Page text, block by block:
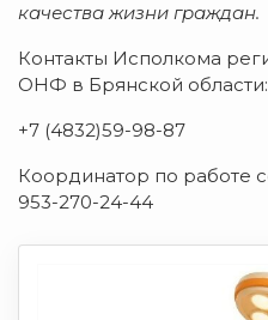
качества жизни граждан.
Контакты Исполкома
ОНФ в Брянской области:
+7 (4832)59-98-87
Координатор по работе
953-270-24-44